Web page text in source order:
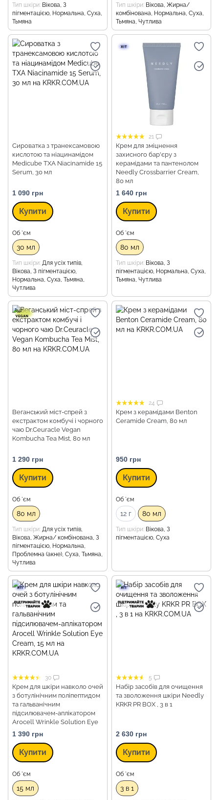
Тип шкіри Вікова, З
пігментацією, Нормальна, Суха,
Тьмяна
Тип шкіри Вікова, Жирна/
комбінована, Нормальна, Суха,
Тьмяна, Чутлива
Сироватка з транексамовою
кислотою та ніацинамідом
Medicube TXA Niacinamide 15
Serum, 30 мл
1 090 грн
Купити
Об `єм
30 мл
Тип шкіри Для усіх типів,
Вікова, З пігментацією,
Нормальна, Суха, Тьмяна,
Чутлива
21
Крем для зміцнення
захисного бар'єру з
керамідами та пантенолом
Needly Crossbarrier Cream,
80 мл
1 640 грн
Купити
Об `єм
80 мл
Тип шкіри Вікова, З
пігментацією, Нормальна, Суха,
Тьмяна, Чутлива
Веганський міст-спрей з
екстрактом комбучі і чорного
чаю Dr.Ceuracle Vegan
Kombucha Tea Mist, 80 мл
1 290 грн
Купити
Об `єм
80 мл
Тип шкіри Для усіх типів,
Вікова, Жирна/ комбінована, З
пігментацією, Нормальна,
Проблемна (акне), Суха, Тьмяна,
Чутлива
24
Крем з керамідами Benton
Ceramide Cream, 80 мл
950 грн
Купити
Об `єм
12 г 80 мл
Тип шкіри Вікова, З
пігментацією, Суха
30
Крем для шкіри навколо очей
з ботулінічним поліпептидом
та гальванічним
підсилювачем-аплікатором
Arocell Wrinkle Solution Eye
Cream, 15 мл
1 390 грн
Купити
Об `єм
15 мл
5
Набір засобів для очищення
та зволоження шкіри Needly
KRKR PR BOX , 3 в 1
2 630 грн
Купити
Об `єм
3 в 1